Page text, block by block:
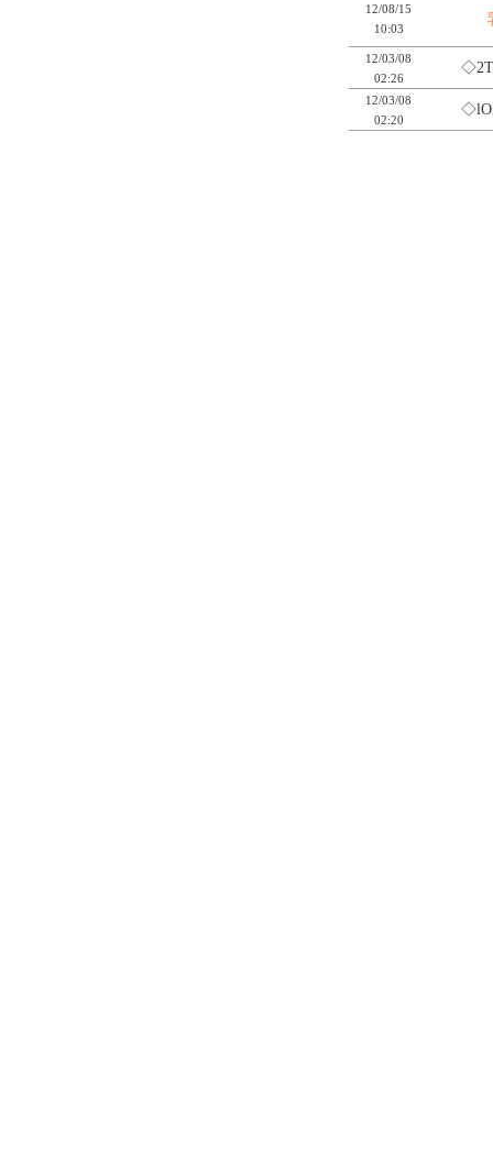
12/08/15
10:03
12/03/08
02:26
12/03/08
02:20